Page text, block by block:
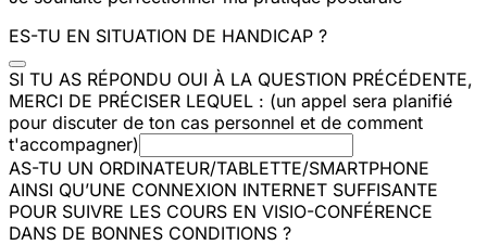
ES-TU EN SITUATION DE HANDICAP ?
SI TU AS RÉPONDU OUI À LA QUESTION PRÉCÉDENTE,
MERCI DE PRÉCISER LEQUEL : (un appel sera planifié
pour discuter de ton cas personnel et de comment
t'accompagner)
AS-TU UN ORDINATEUR/TABLETTE/SMARTPHONE
AINSI QU’UNE CONNEXION INTERNET SUFFISANTE
POUR SUIVRE LES COURS EN VISIO-CONFÉRENCE
DANS DE BONNES CONDITIONS ?